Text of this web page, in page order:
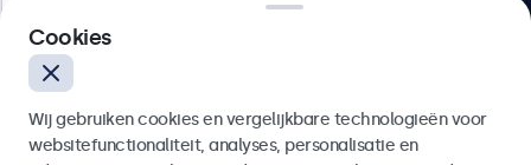
4.8/5 door 5000+ bedrijven
Cookies
Wij gebruiken cookies en vergelijkbare technologieën voor
websitefunctionaliteit, analyses, personalisatie en